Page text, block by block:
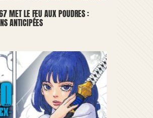
MET LE FEU AUX POUDRES :
ANTICIPÉES